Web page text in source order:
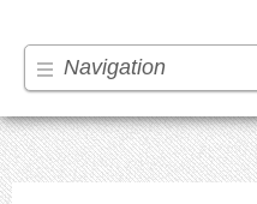
Navigation